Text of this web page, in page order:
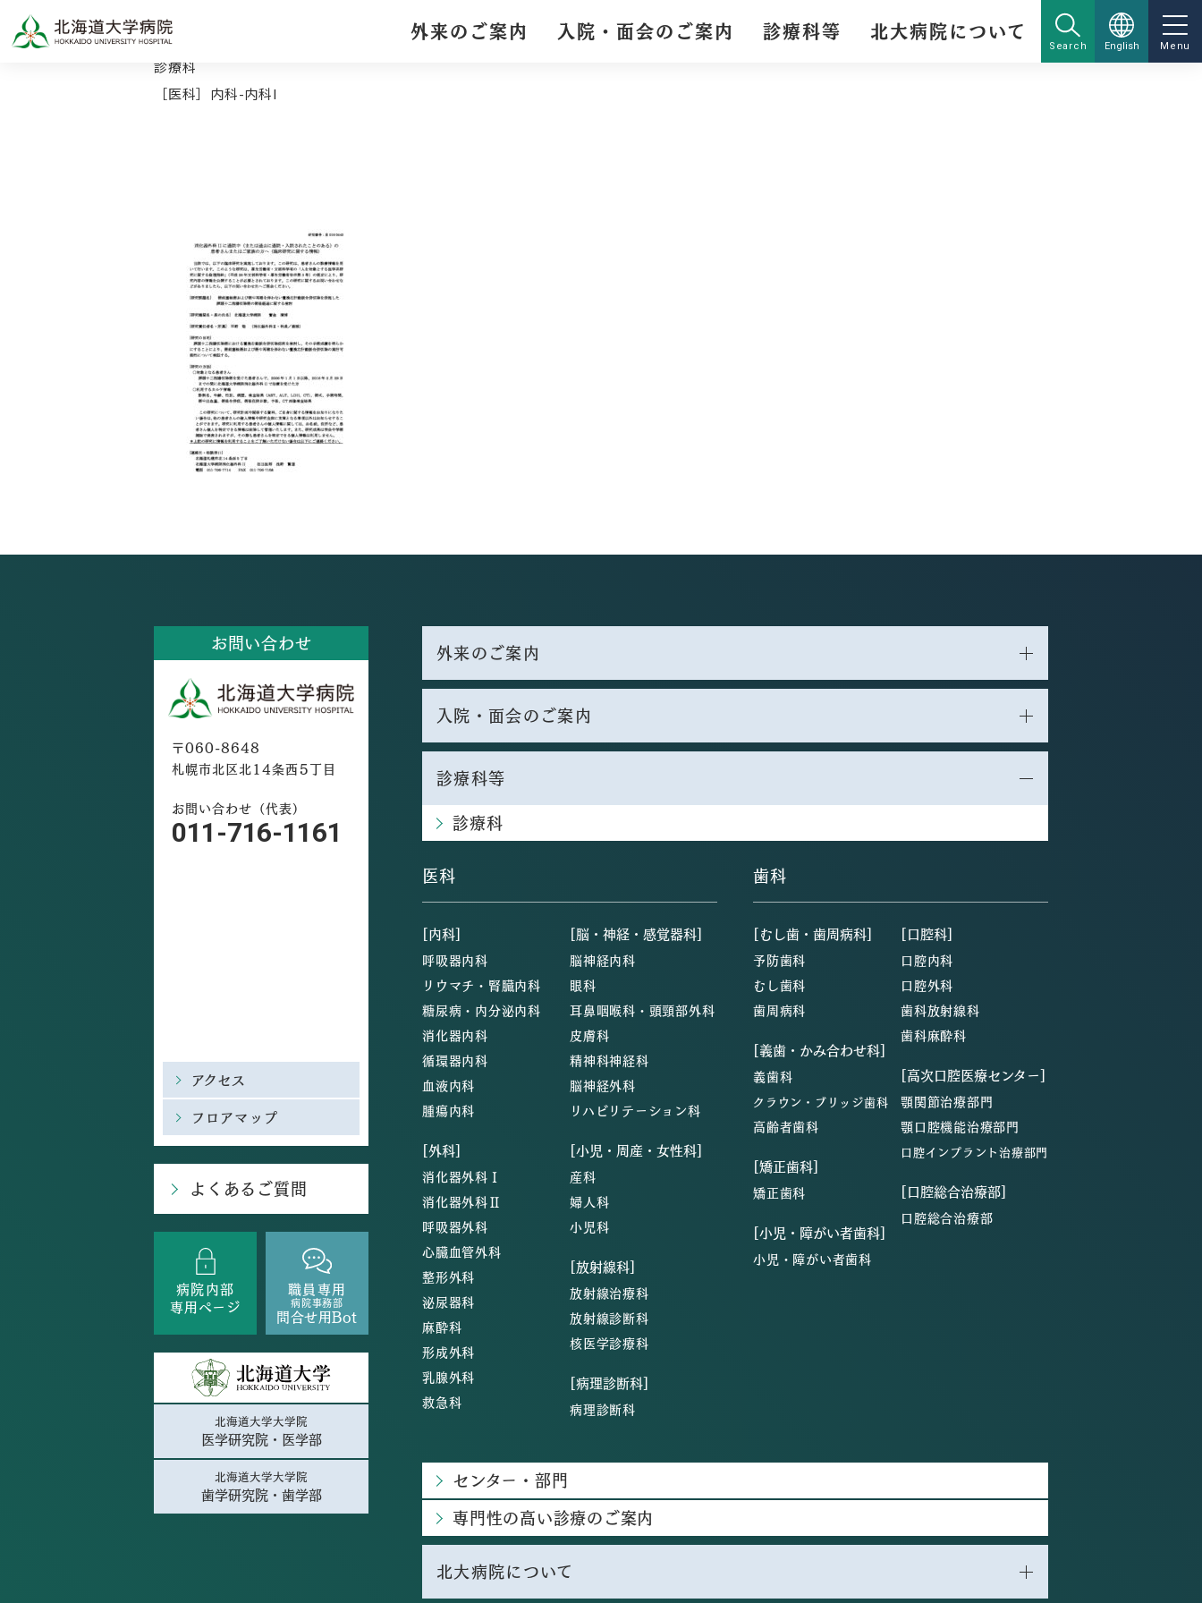
外来のご案内 入院・面会のご案内 診療科等 北大病院について
Search English Menu
TOP
診療科
［医科］内科-内科I
お問い合わせ
〒060-8648
札幌市北区北14条西5丁目
お問い合わせ（代表）
011-716-1161
アクセス
フロアマップ
よくあるご質問
病院内部
専用ページ
職員専用
病院事務部
問合せ用Bot
北海道大学大学院
医学研究院・医学部
北海道大学大学院
歯学研究院・歯学部
外来のご案内
入院・面会のご案内
診療科等
診療科
医科
[内科]
呼吸器内科
リウマチ・腎臓内科
糖尿病・内分泌内科
消化器内科
循環器内科
血液内科
腫瘍内科
[外科]
消化器外科Ⅰ
消化器外科Ⅱ
呼吸器外科
心臓血管外科
整形外科
泌尿器科
麻酔科
形成外科
乳腺外科
救急科
[脳・神経・感覚器科]
脳神経内科
眼科
耳鼻咽喉科・頭頸部外科
皮膚科
精神科神経科
脳神経外科
リハビリテーション科
[小児・周産・女性科]
産科
婦人科
小児科
[放射線科]
放射線治療科
放射線診断科
核医学診療科
[病理診断科]
病理診断科
歯科
[むし歯・歯周病科]
予防歯科
むし歯科
歯周病科
[義歯・かみ合わせ科]
義歯科
クラウン・ブリッジ歯科
高齢者歯科
[矯正歯科]
矯正歯科
[小児・障がい者歯科]
小児・障がい者歯科
[口腔科]
口腔内科
口腔外科
歯科放射線科
歯科麻酔科
[高次口腔医療センター]
顎関節治療部門
顎口腔機能治療部門
口腔インプラント治療部門
[口腔総合治療部]
口腔総合治療部
センター・部門
専門性の高い診療のご案内
北大病院について